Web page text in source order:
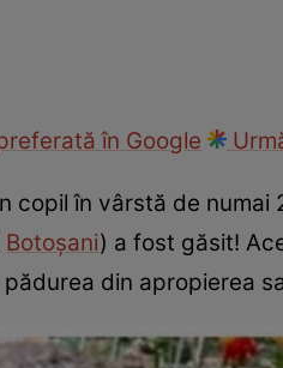
în Google
copil în vârstă de
Botoșani) a fost găsit!
din apropierea